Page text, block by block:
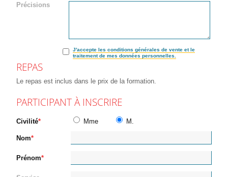
Précisions
J'accepte les conditions générales de vente et le
traitement de mes données personnelles.
REPAS
Le repas est inclus dans le prix de la formation.
PARTICIPANT À INSCRIRE
Civilité Mme M.
Nom
Prénom